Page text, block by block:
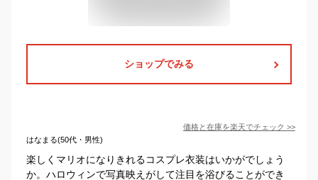
ショップでみる
価格と在庫を楽天でチェック >>
はなまる(50代・男性)
楽しくマリオになりきれるコスプレ衣装はいかがでしょう
か。ハロウィンで写真映えがして注目を浴びることができ